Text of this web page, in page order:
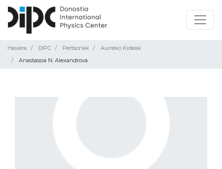
Hasiera DIPC Pertsonak
Aurreko Kideak
Anastassia N. Alexandrova